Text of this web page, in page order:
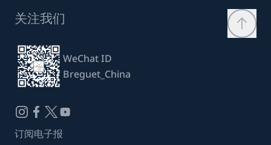
关注我们
WeChat ID
Breguet_China
订阅电子报